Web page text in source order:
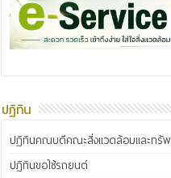
ปฏิทิน
ปฏิทินคณบดีคณะสิ่งแวดล้อมและทรั
ปฏิทินขอใช้รถยนต์